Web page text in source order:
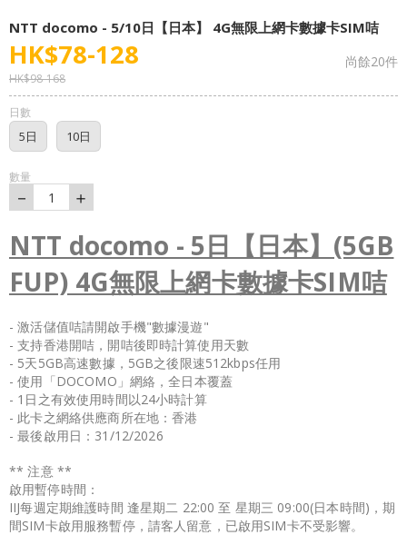
NTT docomo - 5/10日【日本】 4G無限上網卡數據卡SIM咭
HK$78-128 尚餘20件
HK$98-168
日數
5日 10日
數量
－ 1 ＋
NTT docomo - 5日【日本】(5GB
FUP) 4G無限上網卡數據卡SIM咭
- 激活儲值咭請開啟手機"數據漫遊"
- 支持香港開咭，開咭後即時計算使用天數
- 5天5GB高速數據，5GB之後限速512kbps任用
- 使用「DOCOMO」網絡，全日本覆蓋
- 1日之有效使用時間以24小時計算
- 此卡之網絡供應商所在地：香港
- 最後啟用日：31/12/2026
** 注意 **
啟用暫停時間：
IIJ每週定期維護時間 逢星期二 22:00 至 星期三 09:00(日本時間)，期
間SIM卡啟用服務暫停，請客人留意，已啟用SIM卡不受影響。